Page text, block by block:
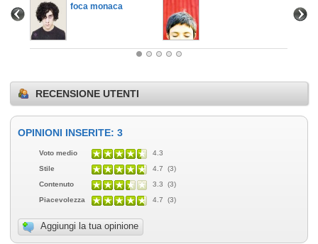
foca monaca
RECENSIONE UTENTI
OPINIONI INSERITE: 3
Voto medio
4.3
Stile
4.7 (3)
Contenuto
3.3 (3)
Piacevolezza
4.7 (3)
Aggiungi la tua opinione